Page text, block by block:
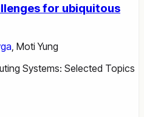
for ubiquitous
, Moti Yung
Systems: Selected Topics